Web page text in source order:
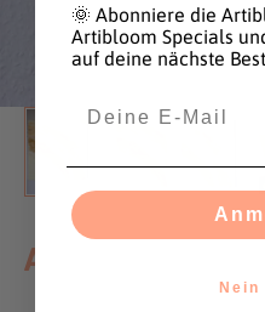
Artwork "Rosé
🌞 Abonniere die
Artibloom Specials
auf deine nächste
Nein